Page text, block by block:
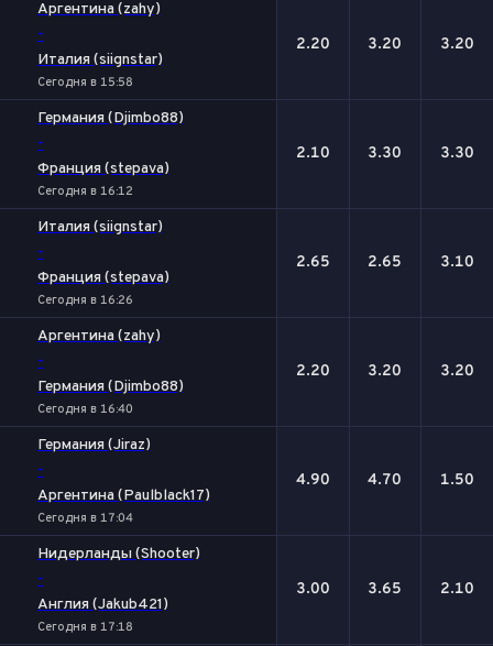
Аргентина (zahy)
-
Италия (siignstar)
Сегодня в 15:58
2.20 3.20 3.20
Германия (Djimbo88)
-
Франция (stepava)
Сегодня в 16:12
2.10 3.30 3.30
Италия (siignstar)
-
Франция (stepava)
Сегодня в 16:26
2.65 2.65 3.10
Аргентина (zahy)
-
Германия (Djimbo88)
Сегодня в 16:40
2.20 3.20 3.20
Германия (Jiraz)
-
Аргентина (Paulblack17)
Сегодня в 17:04
4.90 4.70 1.50
Нидерланды (Shooter)
-
Англия (Jakub421)
Сегодня в 17:18
3.00 3.65 2.10